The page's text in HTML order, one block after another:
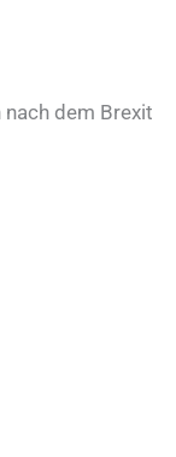
dem Brexit